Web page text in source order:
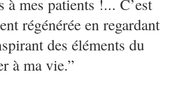
régénérée en regardant
des éléments du
à ma vie.”